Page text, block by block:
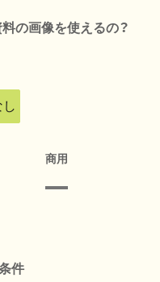
の画像を使えるの？
商用
件